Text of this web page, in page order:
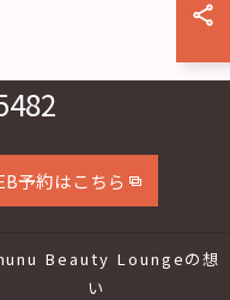
予約はこちら
Beauty Loungeの想
い